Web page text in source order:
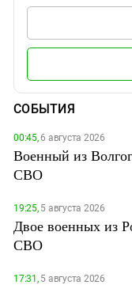
СОБЫТИЯ
00:45,6 августа 2026
Военный из
СВО
19:25,5 августа 2026
Двое военных из
СВО
17:31,5 августа 2026